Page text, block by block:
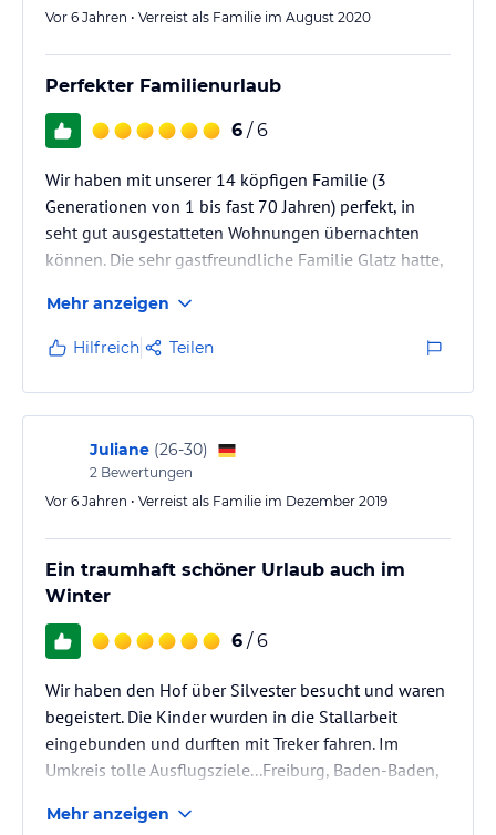
Vor 6 Jahren • Verreist als Familie im August 2020
Perfekter Familienurlaub
6 / 6
Wir haben mit unserer 14 köpfigen Familie (3
Generationen von 1 bis fast 70 Jahren) perfekt, in
seht gut ausgestatteten Wohnungen übernachten
können. Die sehr gastfreundliche Familie Glatz hatte,
hilfreichen Tip bereit. Der Wunsch dies zu
wiederholen, ist Zeugnis für unvergessliche
Eindrücke. Tiere, Sandkasten, Kickerturnier,
Tischtennis, Stochbrot,Grillen, Sommerabende,
Sauna.........
Mehr anzeigen
Hilfreich Teilen
Juliane (26-30)
2 Bewertungen
Vor 6 Jahren • Verreist als Familie im Dezember 2019
Ein traumhaft schöner Urlaub auch im
Winter
6 / 6
Wir haben den Hof über Silvester besucht und waren
begeistert. Die Kinder wurden in die Stallarbeit
eingebunden und durften mit Treker fahren. Im
Umkreis tolle Ausflugsziele...Freiburg, Baden-Baden,
Familie einfach nur super nett und entspannt. Die
Mehr anzeigen